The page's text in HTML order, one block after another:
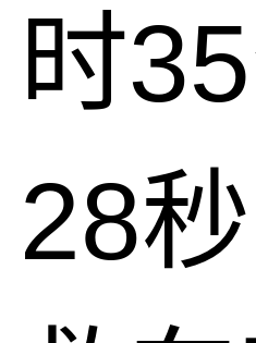
时
28